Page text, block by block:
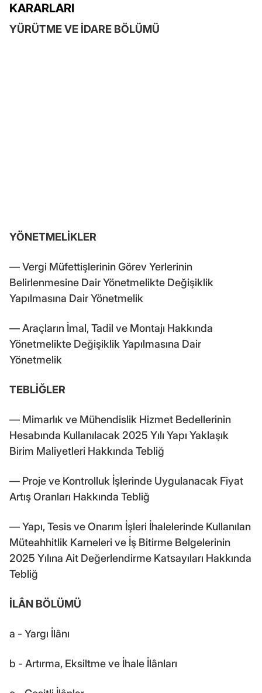
KARARLARI
YÜRÜTME VE İDARE BÖLÜMÜ
YÖNETMELİKLER
–– Vergi Müfettişlerinin Görev Yerlerinin
Belirlenmesine Dair Yönetmelikte Değişiklik
Yapılmasına Dair Yönetmelik
–– Araçların İmal, Tadil ve Montajı Hakkında
Yönetmelikte Değişiklik Yapılmasına Dair
Yönetmelik
TEBLİĞLER
–– Mimarlık ve Mühendislik Hizmet Bedellerinin
Hesabında Kullanılacak 2025 Yılı Yapı Yaklaşık
Birim Maliyetleri Hakkında Tebliğ
–– Proje ve Kontrolluk İşlerinde Uygulanacak Fiyat
Artış Oranları Hakkında Tebliğ
–– Yapı, Tesis ve Onarım İşleri İhalelerinde Kullanılan
Müteahhitlik Karneleri ve İş Bitirme Belgelerinin
2025 Yılına Ait Değerlendirme Katsayıları Hakkında
Tebliğ
İLÂN BÖLÜMÜ
a - Yargı İlânı
b - Artırma, Eksiltme ve İhale İlânları